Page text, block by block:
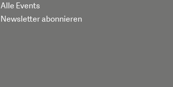
Alle Events
Newsletter abonnieren